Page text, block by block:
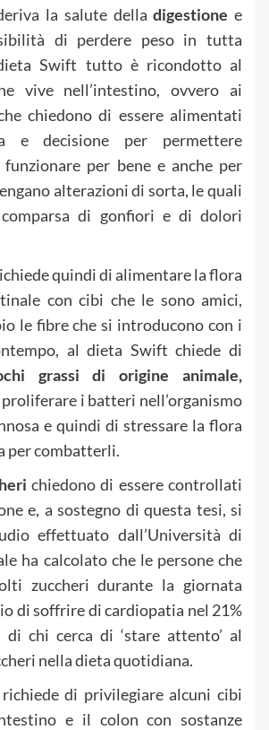
la salute delladigestione e
di perdere peso in tutta
Swift tutto è ricondotto al
vive nell’intestino, ovvero ai
chiedono di essere alimentati
e decisione per permettere
per bene e anche per
alterazioni di sorta, le quali
di gonfiori e di dolori
quindi di alimentare la flora
con cibi che le sono amici,
le fibre che si introducono con i
al dieta Swift chiede di
grassi di origine animale,
i batteri nell’organismo
e quindi di stressare la flora
per combatterli.
chiedono di essere controllati
e, a sostegno di questa tesi, si
effettuato dall’Università di
ha calcolato che le persone che
zuccheri durante la giornata
di soffrire di cardiopatia nel 21%
chi cerca di ‘stare attento’ al
nella dieta quotidiana.
di privilegiare alcuni cibi
e il colon con sostanze